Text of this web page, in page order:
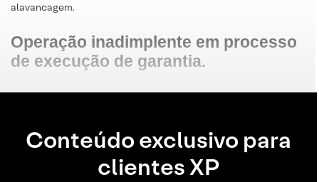
alavancagem.
Operação inadimplente em processo
de execução de garantia.
Conteúdo exclusivo para
clientes XP